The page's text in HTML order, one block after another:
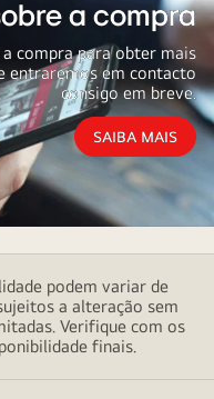
a compra
compra para obter mais
entraremos em contacto
consigo em breve.
Dúvidas
sobre
a
compra
SAIBA MAIS
podem variar de
a alteração sem
Verifique com os
finais.